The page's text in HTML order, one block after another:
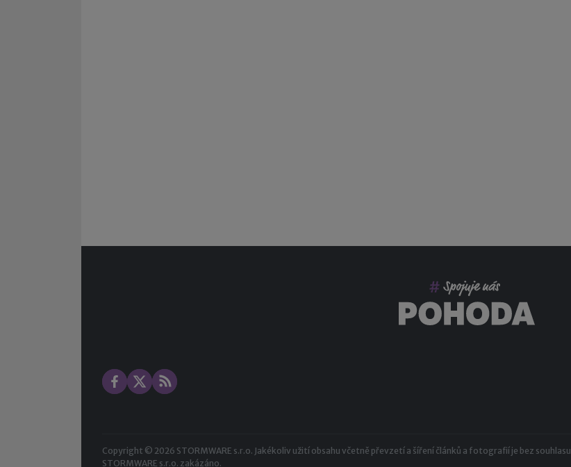
Copyright © 2026 STORMWARE s.r.o. Jakékoliv užití obsahu včetně převzetí a šíření článků a fotografií je bez souhlasu
STORMWARE s.r.o. zakázáno.